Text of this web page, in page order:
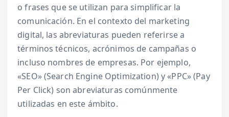
o frases que se utilizan para simplificar la
comunicación. En el contexto del marketing
digital, las abreviaturas pueden referirse a
términos técnicos, acrónimos de campañas o
incluso nombres de empresas. Por ejemplo,
«SEO» (Search Engine Optimization) y «PPC» (Pay
Per Click) son abreviaturas comúnmente
utilizadas en este ámbito.